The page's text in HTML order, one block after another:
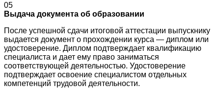
05
Выдача документа об образовании
После успешной сдачи итоговой аттестации выпускнику
выдается документ о прохождении курса — диплом или
удостоверение. Диплом подтверждает квалификацию
специалиста и дает ему право заниматься
соответствующей деятельностью. Удостоверение
подтверждает освоение специалистом отдельных
компетенций трудовой деятельности.